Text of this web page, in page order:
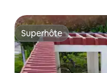
Superhôte
Superhôte